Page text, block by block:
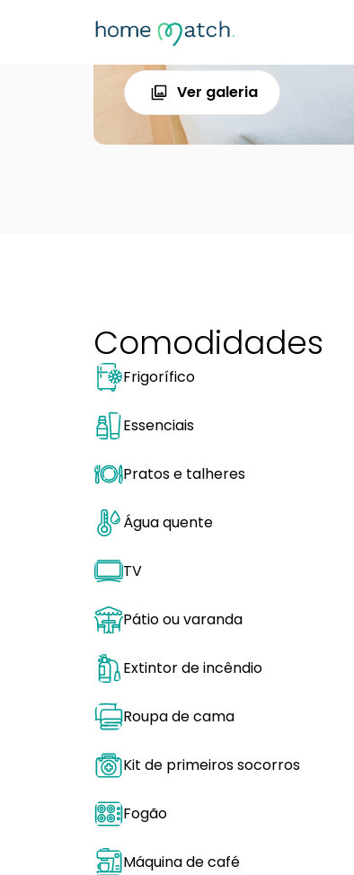
Ver galeria
Comodidades
Frigorífico
Essenciais
Pratos e talheres
Água quente
TV
Pátio ou varanda
Extintor de incêndio
Roupa de cama
Kit de primeiros socorros
Fogão
Máquina de café